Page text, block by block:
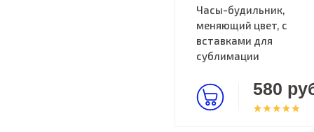
Часы-будильник,
меняющий цвет, с
вставками для
сублимации
580